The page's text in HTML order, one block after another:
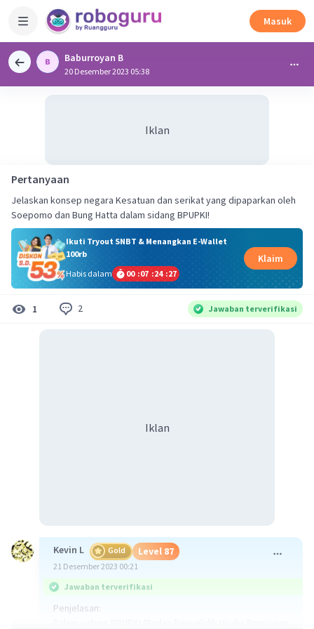
Masuk
Baburroyan B
20 Desember 2023 05:38
Iklan
Pertanyaan
Jelaskan konsep negara Kesatuan dan serikat yang dipaparkan oleh
Soepomo dan Bung Hatta dalam sidang BPUPKI!
Ikuti Tryout SNBT & Menangkan E-Wallet
100rb
Habis dalam
00 :07 :24 :26
Klaim
1 2 Jawaban terverifikasi
Iklan
Kevin L Gold Level 87
21 Desember 2023 00:21
Jawaban terverifikasi
Penjelasan: